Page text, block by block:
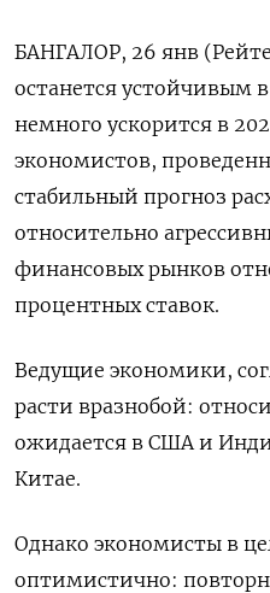
БАНГАЛОР, 26 янв
останется устойчивым
немного ускорится в
экономистов,
стабильный прогноз
относительно
финансовых рынков
процентных ставок.
Ведущие экономики,
расти вразнобой:
ожидается в США и
Китае.
Однако экономисты в
оптимистично: